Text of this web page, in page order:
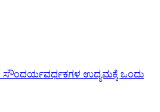
ಸೌಂದರ್ಯವರ್ಧಕಗಳ ಉದ್ಯಮಕ್ಕೆ ಒಂದು